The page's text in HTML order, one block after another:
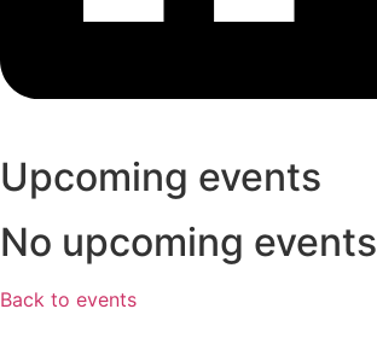
Upcoming events
No upcoming events
Back to events